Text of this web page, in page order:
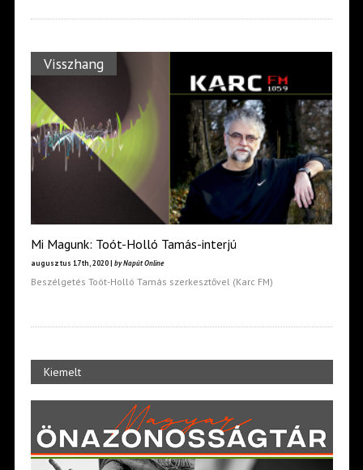
Visszhang
Mi Magunk: Toót-Holló Tamás-interjú
augusztus 17th, 2020 | by Napút Online
Beszélgetés Toót-Holló Tamás szerkesztővel (Karc FM)
Kiemelt